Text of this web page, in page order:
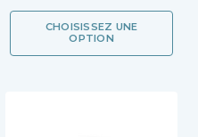
CHOISISSEZ UNE
OPTION